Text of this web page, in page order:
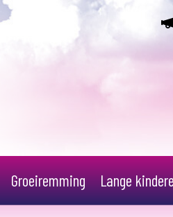
Groeiremming Lange